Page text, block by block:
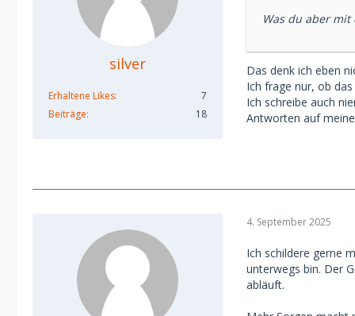
silver
Erhaltene Likes
7
Beiträge
18
Was du aber
Das denk ich eben
Ich frage nur, ob
Ich schreibe auch
Antworten auf
4. September 2025
Ich schildere gerne
unterwegs bin. Der
abläuft.